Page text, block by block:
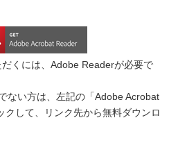
くには、Adobe Readerが必要で
ない方は、左記の「Adobe Acrobat
クして、リンク先から無料ダウンロ